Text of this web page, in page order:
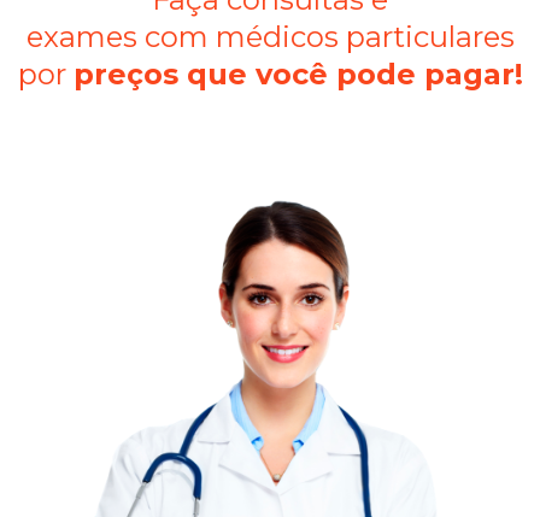
exames com médicos particulares
por preços que você pode pagar!